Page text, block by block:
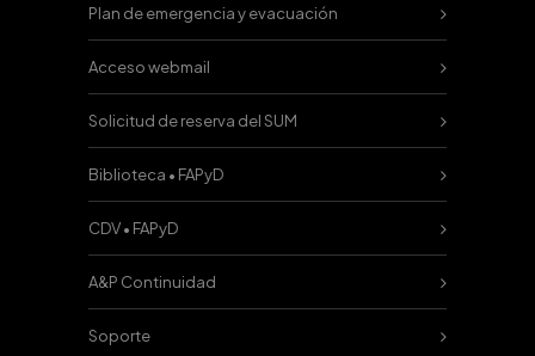
Plan de emergencia y evacuación
Acceso webmail
Solicitud de reserva del SUM
Biblioteca • FAPyD
CDV • FAPyD
A&P Continuidad
Soporte